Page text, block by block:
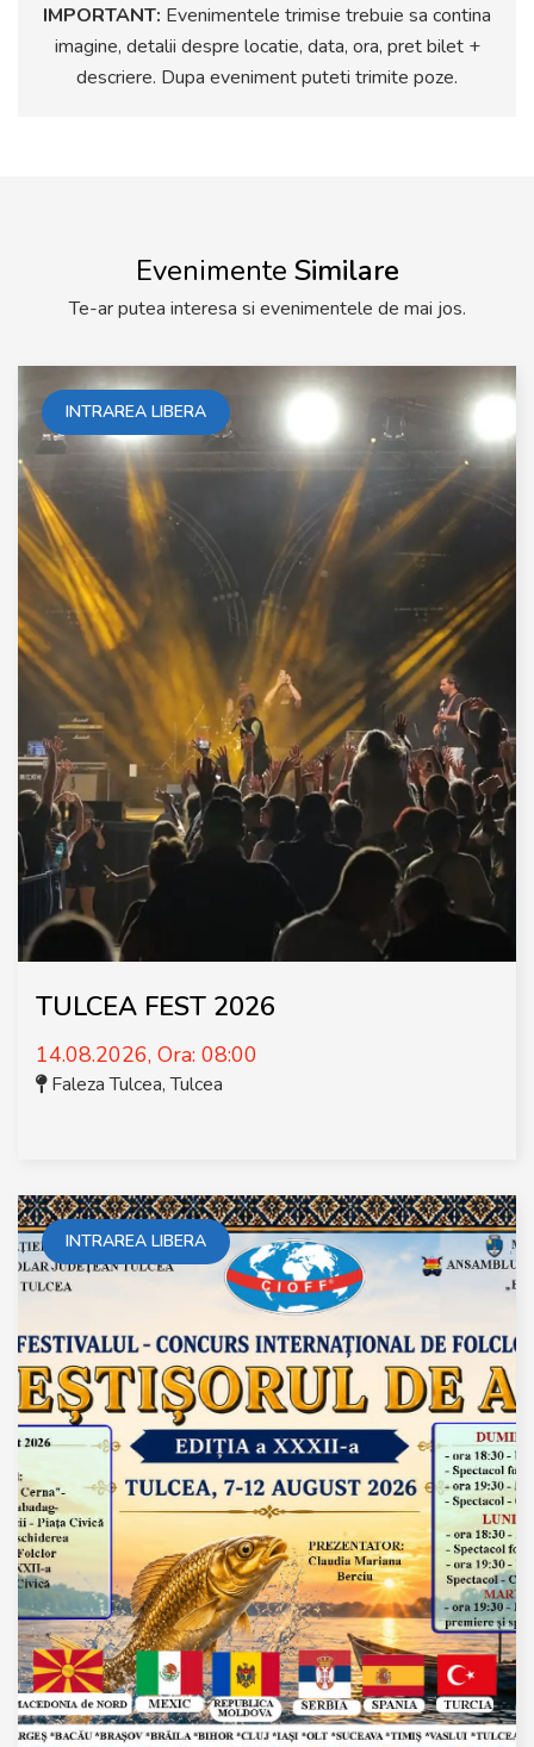
IMPORTANT: Evenimentele trimise trebuie sa contina
imagine, detalii despre locatie, data, ora, pret bilet +
descriere. Dupa eveniment puteti trimite poze.
Evenimente Similare
Te-ar putea interesa si evenimentele de mai jos.
INTRAREA LIBERA
TULCEA FEST 2026
14.08.2026, Ora: 08:00
Faleza Tulcea,Tulcea
INTRAREA LIBERA